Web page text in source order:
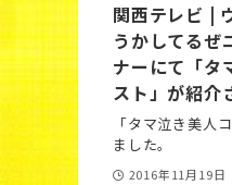
関西テレビ |
うかしてるぜ
ナーにて「タ
スト」が紹介
「タマ泣き美人
ました。
2016年11月19日